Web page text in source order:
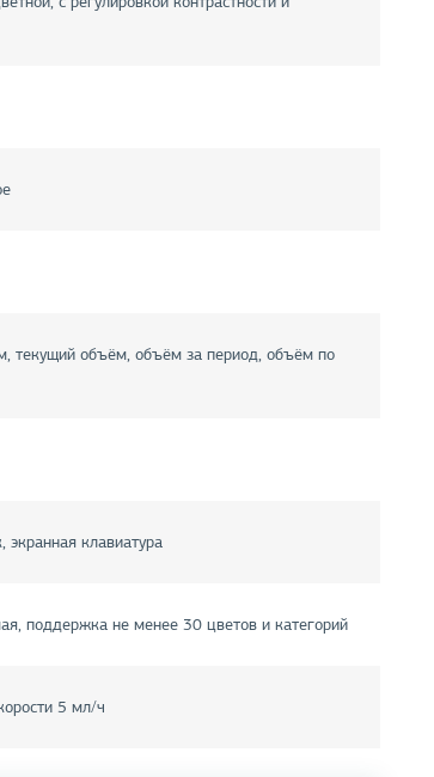
текущий объём, объём за период, объём по
экранная клавиатура
поддержка не менее 30 цветов и категорий
5 мл/ч